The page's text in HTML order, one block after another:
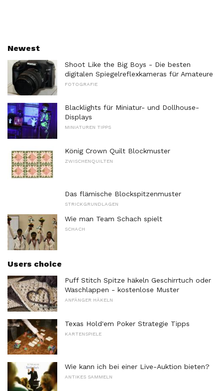
Newest
Shoot Like the Big Boys - Die besten
digitalen Spiegelreflexkameras für Amateure
FOTOGRAFIE
Blacklights für Miniatur- und Dollhouse-
Displays
MINIATUREN TIPPS
König Crown Quilt Blockmuster
ZWISCHENQUILTEN
Das flämische Blockspitzenmuster
STRICKGRUNDLAGEN
Wie man Team Schach spielt
SCHACH
Users choice
Puff Stitch Spitze häkeln Geschirrtuch oder
Waschlappen - kostenlose Muster
ANFÄNGER HÄKELN
Texas Hold'em Poker Strategie Tipps
KARTENSPIELE
Wie kann ich bei einer Live-Auktion bieten?
ANTIKES SAMMELN